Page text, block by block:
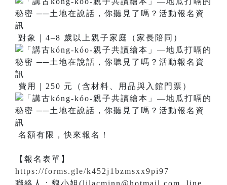
對象｜4–8 歲以上親子家庭（家長陪同）
費用｜250 元（含材料、用品與入館門票）
名額有限，快來報名！
【報名表單】
https://forms.gle/k452j1bzmsxx9pi97